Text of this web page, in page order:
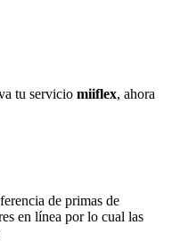
tu servicio miiflex, ahora
de primas de
en línea por lo cual las